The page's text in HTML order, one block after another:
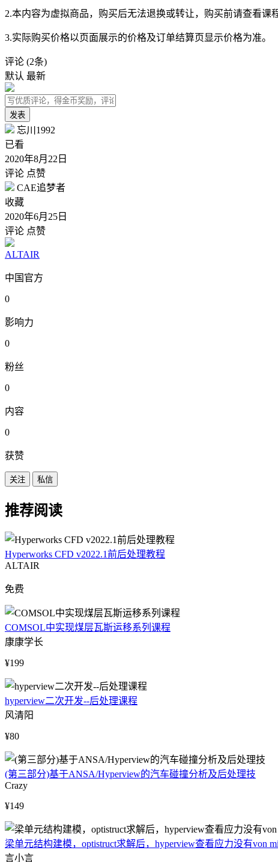
2.本内容为虚拟商品，购买后无法退换或转让，购买前请查看课
3.实际购买价格以页面展示的价格及订单结算页显示价格为准。
评论 (2条)
默认 最新
发表
忘川1992
已看
2020年8月22日
评论 点赞
CAE追梦者
收藏
2020年6月25日
评论 点赞
ALTAIR
中国官方
0
影响力
0
粉丝
0
内容
0
获赞
关注 私信
推荐阅读
Hyperworks CFD v2022.1前后处理教程
ALTAIR
免费
COMSOL中实现煤层瓦斯运移系列课程
康康学长
¥199
hyperview二次开发--后处理课程
风清阳
¥80
(第三部分)基于ANSA/Hyperview的汽车碰撞分析及后处理技
Crazy
¥149
梁单元结构建模，optistruct求解后，hyperview查看应力没有von
言小言